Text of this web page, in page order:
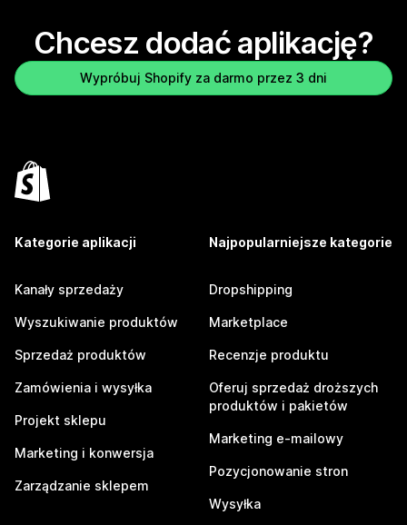
Chcesz dodać aplikację?
Wypróbuj Shopify za darmo przez 3 dni
Kategorie aplikacji
Kanały sprzedaży
Wyszukiwanie produktów
Sprzedaż produktów
Zamówienia i wysyłka
Projekt sklepu
Marketing i konwersja
Zarządzanie sklepem
Najpopularniejsze kategorie
Dropshipping
Marketplace
Recenzje produktu
Oferuj sprzedaż droższych
produktów i pakietów
Marketing e-mailowy
Pozycjonowanie stron
Wysyłka